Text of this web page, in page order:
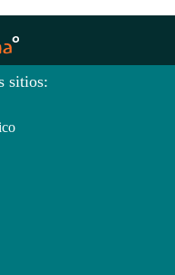
sitios: